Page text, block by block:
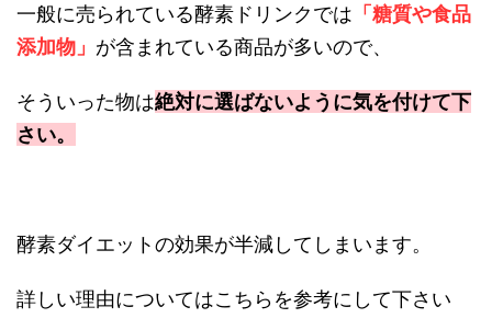
一般に売られている酵素ドリンクでは 「糖質や食品
添加物」 が含まれている商品が多いので、
そういった物は絶対に選ばないように気を付けて下
さい。
酵素ダイエットの効果が半減してしまいます。
詳しい理由についてはこちらを参考にして下さい